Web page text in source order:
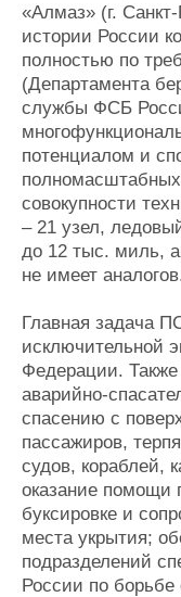
Личности
Словарь
«Алмаз» (г.
истории России
полностью по
(Департамента
службы ФСБ
потенциалом и
совокупности
– 21 узел,
до 12 тыс. миль,
не имеет
Главная задача
исключительной
Федерации. Также
аварийно-
спасению с
пассажиров,
судов, кораблей,
оказание помощи
буксировке и
места укрытия;
подразделений
России по